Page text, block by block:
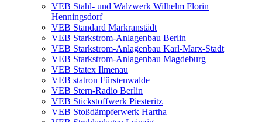
VEB Stahl- und Walzwerk Wilhelm Florin
Henningsdorf
VEB Standard Markranstädt
VEB Starkstrom-Anlagenbau Berlin
VEB Starkstrom-Anlagenbau Karl-Marx-Stadt
VEB Starkstrom-Anlagenbau Magdeburg
VEB Statex Ilmenau
VEB statron Fürstenwalde
VEB Stern-Radio Berlin
VEB Stickstoffwerk Piesteritz
VEB Stoßdämpferwerk Hartha